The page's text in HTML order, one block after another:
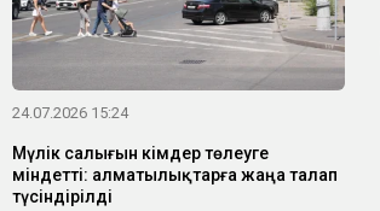
24.07.2026 15:24
Мүлік салығын кімдер төлеуге
міндетті: алматылықтарға жаңа талап
түсіндірілді